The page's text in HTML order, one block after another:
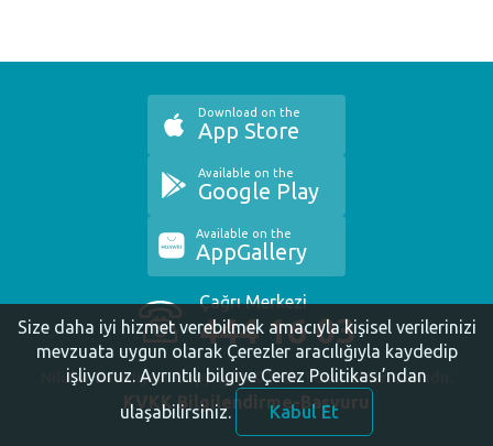
Çağrı Merkezi
444 16 03
Nilüfer Belediyesi. Copyright ©2020 Tüm Hakları Saklıdır.
KVKK Bilgilendirme-Başvuru
Download on the
App Store
Available on the
Google Play
Available on the
AppGallery
Size daha iyi hizmet verebilmek amacıyla kişisel verilerinizi
mevzuata uygun olarak Çerezler aracılığıyla kaydedip
işliyoruz. Ayrıntılı bilgiye Çerez Politikası’ndan
ulaşabilirsiniz.
Kabul Et